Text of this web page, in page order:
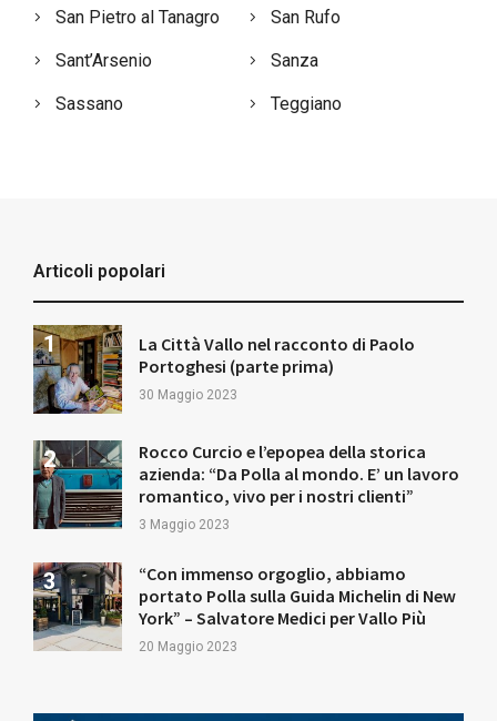
San Pietro al Tanagro San Rufo
Sant’Arsenio Sanza
Sassano Teggiano
Articoli popolari
La Città Vallo nel racconto di Paolo
Portoghesi (parte prima)
30 Maggio 2023
Rocco Curcio e l’epopea della storica
azienda: “Da Polla al mondo. E’ un lavoro
romantico, vivo per i nostri clienti”
3 Maggio 2023
“Con immenso orgoglio, abbiamo
portato Polla sulla Guida Michelin di New
York” – Salvatore Medici per Vallo Più
20 Maggio 2023